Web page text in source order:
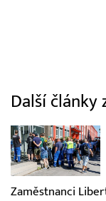
Další články
Zaměstnanci